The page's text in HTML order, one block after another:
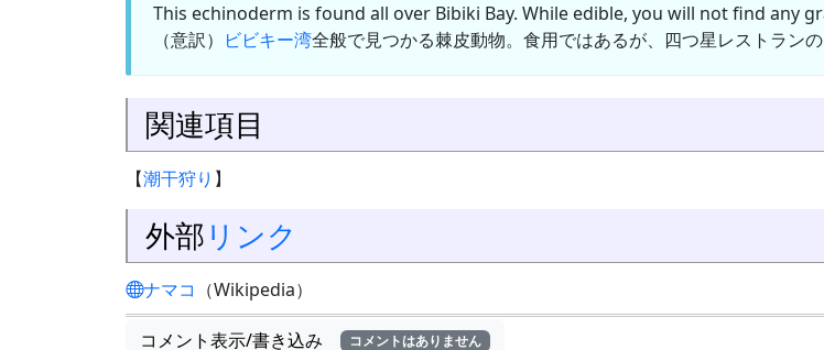
This echinoderm is found all over Bibiki Bay. While edible, you will not find any
（意訳） ビビキー湾全般で見つかる棘皮動物。食用ではあるが、四つ星レストラン
関連項目
【潮干狩り 】
外部リンク
ナマコ （Wikipedia）
コメント表示/書き込み コメントはありません